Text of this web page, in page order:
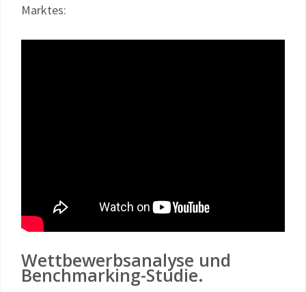
Marktes:
Wettbewerbsanalyse und
Benchmarking-Studie.